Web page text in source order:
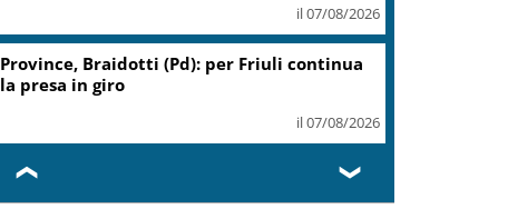
il 07/08/2026
Province, Braidotti (Pd): per Friuli continua
la presa in giro
il 07/08/2026
❮ ❯